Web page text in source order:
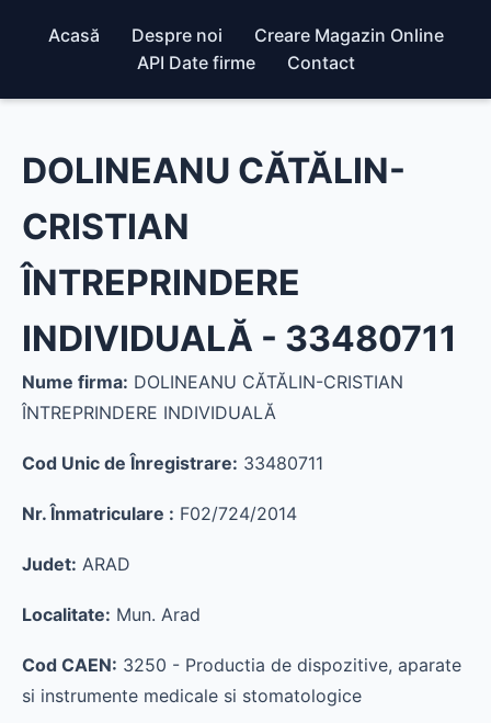
Acasă Despre noi
Creare Magazin Online
API Date firme
Contact
DOLINEANU CĂTĂLIN-
CRISTIAN
ÎNTREPRINDERE
INDIVIDUALĂ - 33480711
Nume firma: DOLINEANU CĂTĂLIN-CRISTIAN
ÎNTREPRINDERE INDIVIDUALĂ
Cod Unic de Înregistrare: 33480711
Nr. Înmatriculare : F02/724/2014
Judet: ARAD
Localitate: Mun. Arad
Cod CAEN: 3250 - Productia de dispozitive, aparate
si instrumente medicale si stomatologice